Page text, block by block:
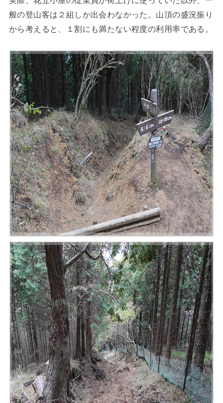
般の登山客は２組しか出会わなかった。山頂の盛況振り
から考えると、１割にも満たない程度の利用率である。